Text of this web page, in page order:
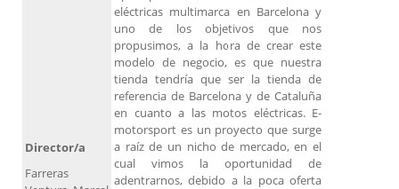
eléctricas multimarca en Barcelona y
uno de los objetivos que nos
propusimos, a la hora de crear este
modelo de negocio, es que nuestra
tienda tendría que ser la tienda de
referencia de Barcelona y de Cataluña
en cuanto a las motos eléctricas. E-
motorsport es un proyecto que surge
a raíz de un nicho de mercado, en el
cual vimos la oportunidad de
adentrarnos, debido a la poca oferta
Director/a
Farreras